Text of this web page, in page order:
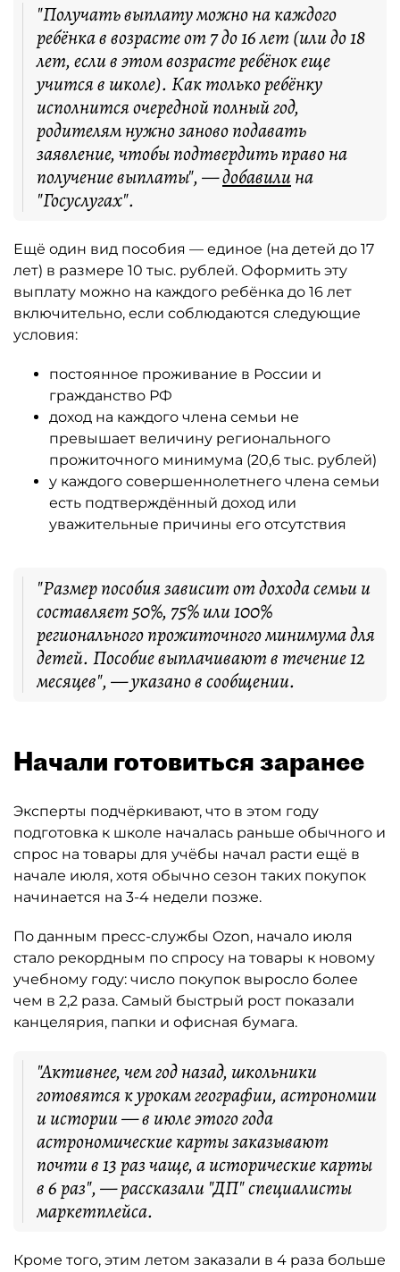
"Получать выплату можно на каждого
ребёнка в возрасте от 7 до 16 лет (или до 18
лет, если в этом возрасте ребёнок еще
учится в школе). Как только ребёнку
исполнится очередной полный год,
родителям нужно заново подавать
заявление, чтобы подтвердить право на
получение выплаты", —добавилина
"Госуслугах".
Ещё один вид пособия — единое (на детей до 17
лет) в размере 10 тыс. рублей. Оформить эту
выплату можно на каждого ребёнка до 16 лет
включительно, если соблюдаются следующие
условия:
постоянное проживание в России и
гражданство РФ
доход на каждого члена семьи не
превышает величину регионального
прожиточного минимума (20,6 тыс. рублей)
у каждого совершеннолетнего члена семьи
есть подтверждённый доход или
уважительные причины его отсутствия
"Размер пособия зависит от дохода семьи и
составляет 50%, 75% или 100%
регионального прожиточного минимума для
детей. Пособие выплачивают в течение 12
месяцев", — указано в сообщении.
Начали готовиться заранее
Эксперты подчёркивают, что в этом году
подготовка к школе началась раньше обычного и
спрос на товары для учёбы начал расти ещё в
начале июля, хотя обычно сезон таких покупок
начинается на 3-4 недели позже.
По данным пресс-службы Ozon, начало июля
стало рекордным по спросу на товары к новому
учебному году: число покупок выросло более
чем в 2,2 раза. Самый быстрый рост показали
канцелярия, папки и офисная бумага.
"Активнее, чем год назад, школьники
готовятся к урокам географии, астрономии
и истории — в июле этого года
астрономические карты заказывают
почти в 13 раз чаще, а исторические карты
в 6 раз", — рассказали "ДП" специалисты
маркетплейса.
Кроме того, этим летом заказали в 4 раза больше